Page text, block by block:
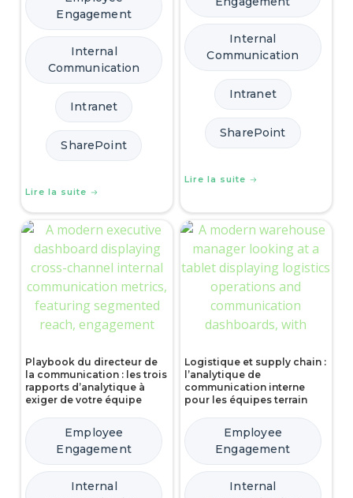
Engagement
Internal
Communication
Intranet
SharePoint
Lire la suite
Internal
Communication
Intranet
SharePoint
Lire la suite
Playbook du directeur de
la communication : les trois
rapports d’analytique à
exiger de votre équipe
Employee
Engagement
Internal
Logistique et supply chain :
l’analytique de
communication interne
pour les équipes terrain
Employee
Engagement
Internal